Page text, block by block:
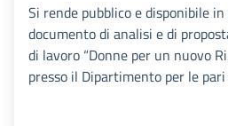
Si rende pubblico e disponibile
documento di analisi e di
di lavoro “Donne per un nuovo
presso il Dipartimento per le